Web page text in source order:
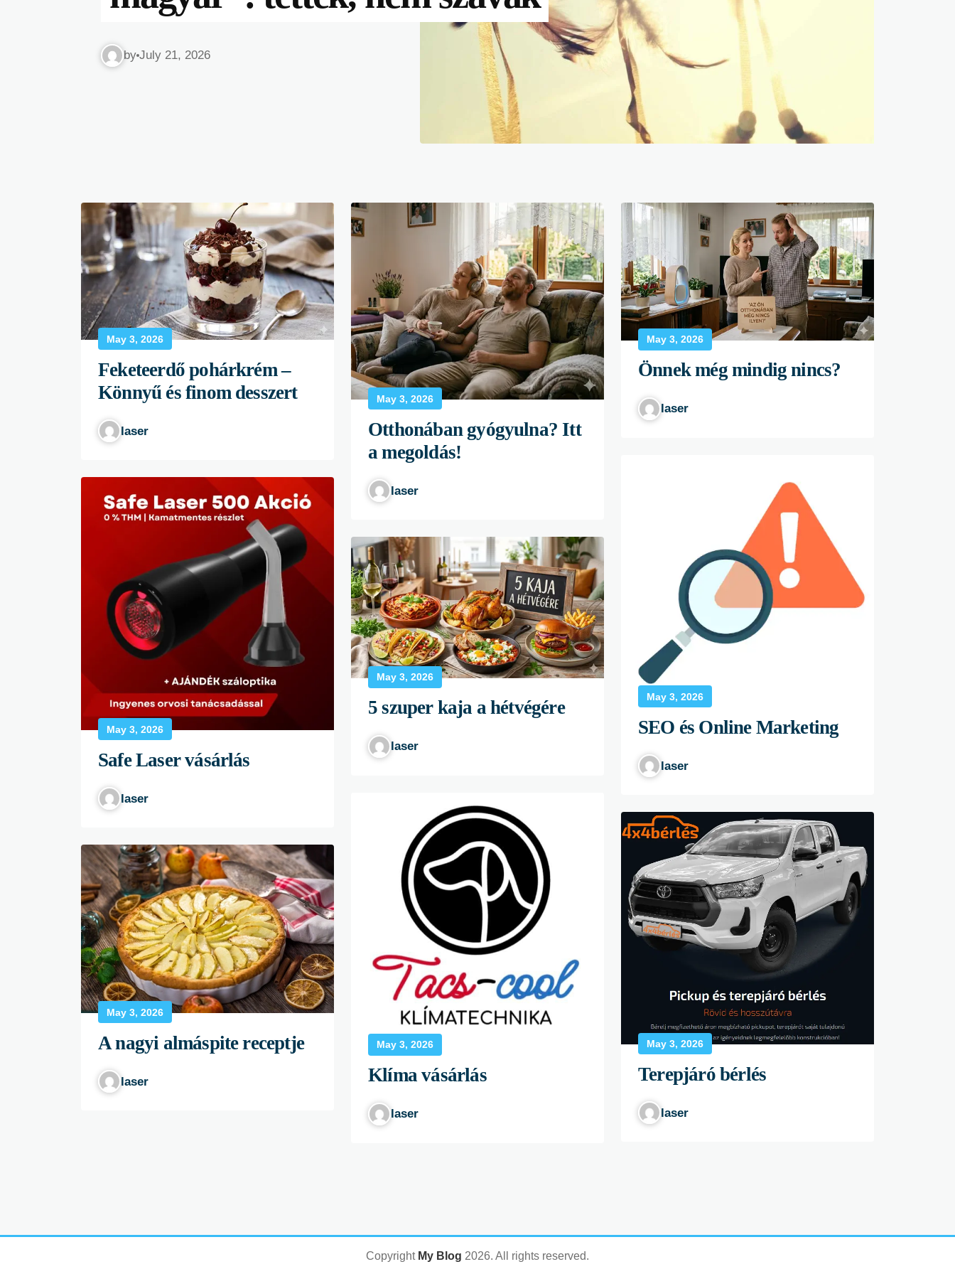
May 3, 2026
Feketeerdő pohárkrém –
Könnyű és finom desszert
laser
May 3, 2026
Otthonában gyógyulna? Itt
a megoldás!
laser
May 3, 2026
Önnek még mindig nincs?
laser
May 3, 2026
Safe Laser vásárlás
laser
May 3, 2026
5 szuper kaja a hétvégére
laser
May 3, 2026
SEO és Online Marketing
laser
May 3, 2026
A nagyi almáspite receptje
laser
May 3, 2026
Klíma vásárlás
laser
May 3, 2026
Terepjáró bérlés
laser
Copyright My Blog 2026. All rights reserved.